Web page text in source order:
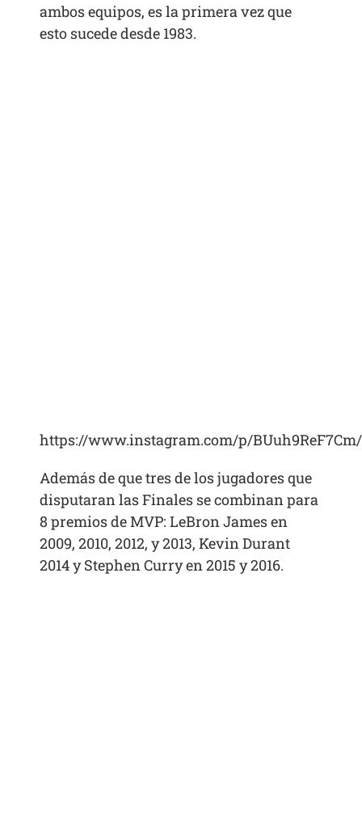
ambos equipos, es la primera vez que
esto sucede desde 1983.
https://www.instagram.com/p/BUuh9ReF7Cm/
Además de que tres de los jugadores que
disputaran las Finales se combinan para
8 premios de MVP: LeBron James en
2009, 2010, 2012, y 2013, Kevin Durant
2014 y Stephen Curry en 2015 y 2016.